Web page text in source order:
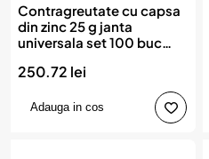
Contragreutate cu capsa
din zinc 25 g janta
universala set 100 buc
250.72 lei
Adauga in cos